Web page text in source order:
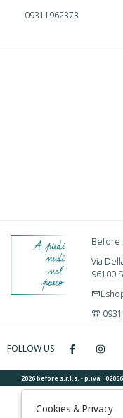
09311962373
Before
Via
96100
FOLLOW US
2026 before s.r.l.s. - p.iva :
Cookies & Privacy